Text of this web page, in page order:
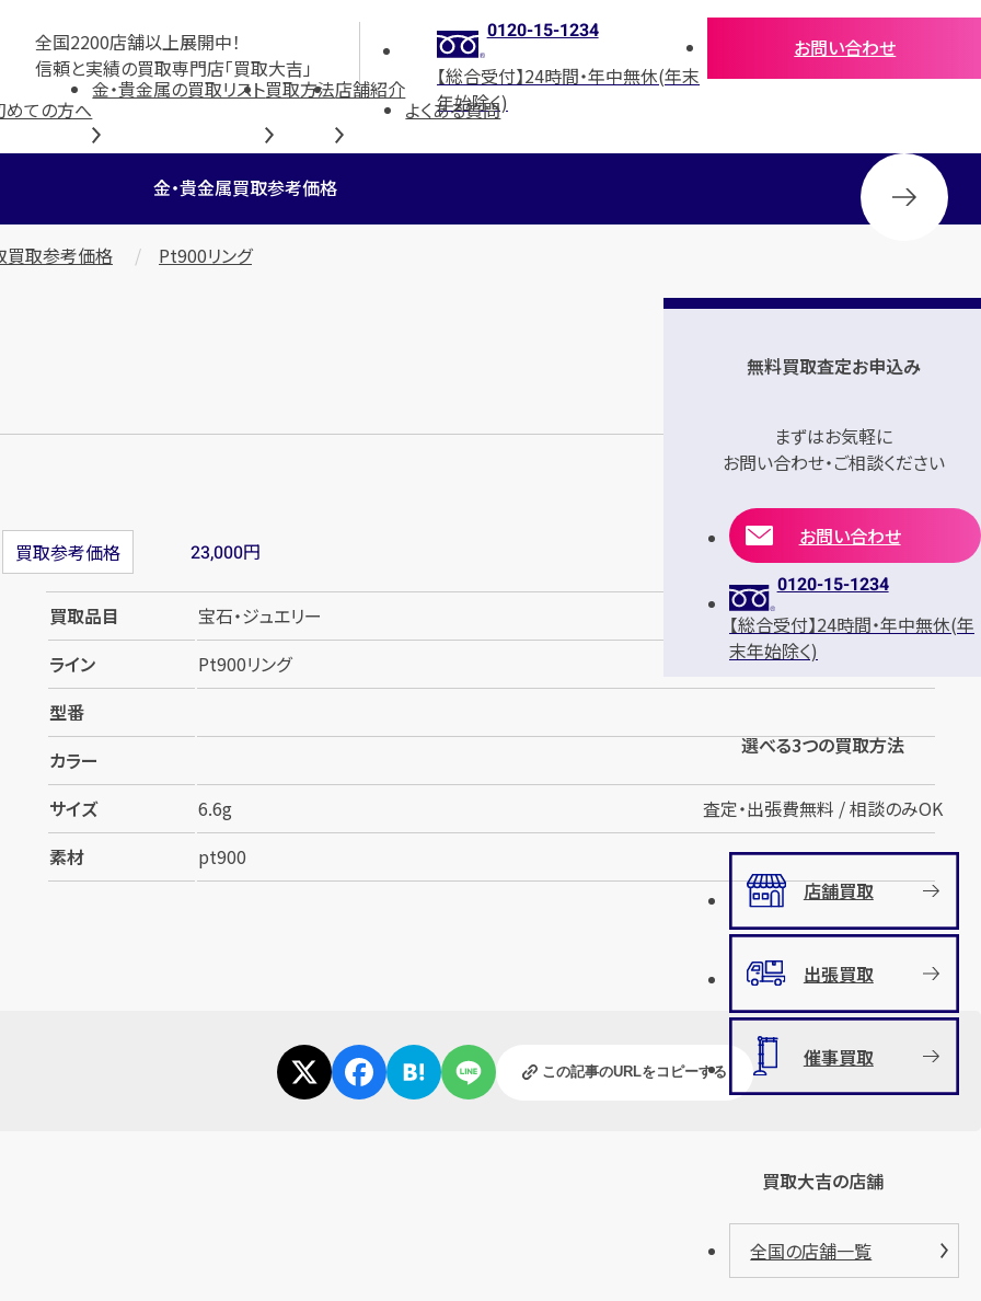
全国2200店舗以上展開中！
信頼と実績の買取専門店「買取大吉」
0120-15-1234
【総合受付】24時間・年中無休(年末
年始除く)
お問い合わせ
めての方へ
金・貴金属の買取リスト買取方法店舗紹介
よくある質問
金・貴金属買取参考価格
買取参考価格 Pt900リング
買取参考価格 23,000円
買取品目
宝石・ジュエリー
ライン
Pt900リング
型番
カラー
サイズ
6.6g
素材
pt900
この記事のURLをコピーする
無料買取査定お申込み
まずはお気軽に
お問い合わせ・ご相談ください
お問い合わせ
0120-15-1234
【総合受付】24時間・年中無休(年
末年始除く)
選べる3つの買取方法
査定・出張費無料 / 相談のみOK
店舗買取
出張買取
催事買取
買取大吉の店舗
全国の店舗一覧